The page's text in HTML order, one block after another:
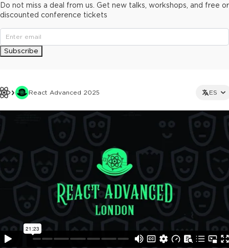
React Advanced 2025 ES
This ad is not shown to multipass and full ticket holders
Do not miss a deal from us. Get new talks, workshops, and free or
discounted conference tickets
Subscribe